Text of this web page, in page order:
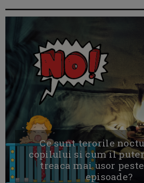
Ce sunt terorile
copilului si cum il
treaca mai usor
episoade?